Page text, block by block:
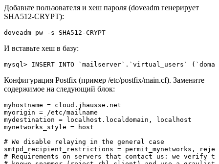
Добавьте пользователя и хеш пароля (doveadm генерирует
SHA512-CRYPT):
doveadm pw -s SHA512-CRYPT
И вставьте хеш в базу:
mysql> INSERT INTO `mailserver`.`virtual_users`
Конфигурация Postfix (пример /etc/postfix/main.cf). Замените
содержимое на следующий блок:
myhostname = cloud.jhausse.net
myorigin = /etc/mailname
mydestination = localhost.localdomain, localhost
mynetworks_style = host
# We disable relaying in the general case
smtpd_recipient_restrictions = permit_mynetworks,
# Requirements on servers that contact us: we verify